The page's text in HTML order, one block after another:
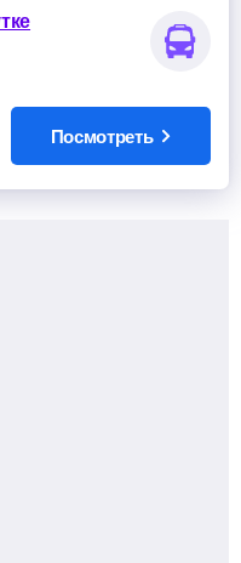
Посмотреть